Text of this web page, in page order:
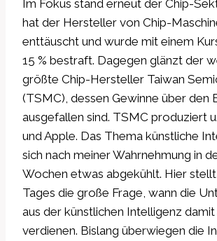
Im Fokus stand erneut der Chip-
hat der Hersteller von Chip-
enttäuscht und wurde mit einem
15 % bestraft. Dagegen glänzt der
größte Chip-Hersteller Taiwan
(TSMC), dessen Gewinne über den
ausgefallen sind. TSMC produziert
und Apple. Das Thema künstliche
sich nach meiner Wahrnehmung in
Wochen etwas abgekühlt. Hier stellt
Tages die große Frage, wann die
aus der künstlichen Intelligenz damit
verdienen. Bislang überwiegen die